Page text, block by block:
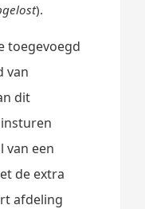
).
toegevoegd
van
dit
van een
de extra
afdeling